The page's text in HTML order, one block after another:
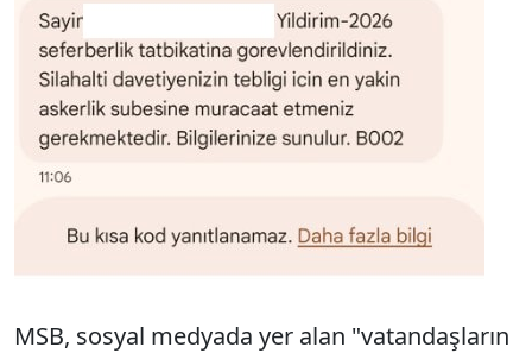
MSB, sosyal medyada yer alan "vatandaşların